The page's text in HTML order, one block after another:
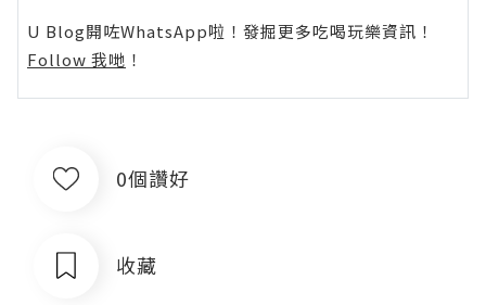
U Blog開咗WhatsApp啦！發掘更多吃喝玩樂資訊！
Follow 我哋 ！
0個讚好
收藏